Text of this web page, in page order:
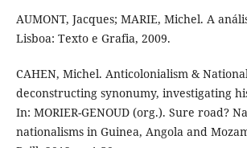
AUMONT, Jacques; MARIE, Michel. A
Lisboa: Texto e Grafia, 2009.
CAHEN, Michel. Anticolonialism &
deconstructing synonumy, investigating
In: MORIER-GENOUD (org.). Sure road?
nationalisms in Guinea, Angola and